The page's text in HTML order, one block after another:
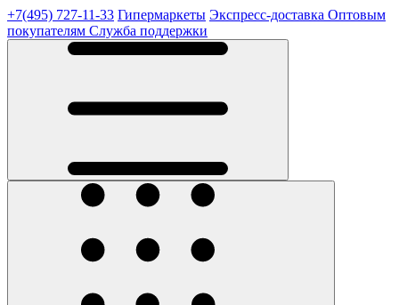
+7(495) 727-11-33 Гипермаркеты Экспресс-доставка Оптовым
покупателям Служба поддержки